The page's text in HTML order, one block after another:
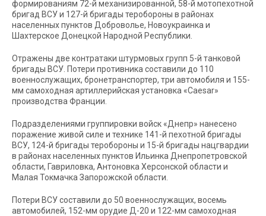
формированиям 72-й механизированной, 58-й мотопехотной
бригад ВСУ и 127-й бригады теробороны в районах
населенных пунктов Доброволье, Новоукраинка и
Шахтерское Донецкой Народной Республики.
Отражены две контратаки штурмовых групп 5-й танковой
бригады ВСУ. Потери противника составили до 110
военнослужащих, бронетранспортер, три автомобиля и 155-
мм самоходная артиллерийская установка «Caesar»
производства Франции.
Подразделениями группировки войск «Днепр» нанесено
поражение живой силе и технике 141-й пехотной бригады
ВСУ, 124-й бригады теробороны и 15-й бригады нацгвардии
в районах населенных пунктов Ильинка Днепропетровской
области, Гавриловка, Антоновка Херсонской области и
Малая Токмачка Запорожской области.
Потери ВСУ составили до 50 военнослужащих, восемь
автомобилей, 152-мм орудие Д-20 и 122-мм самоходная